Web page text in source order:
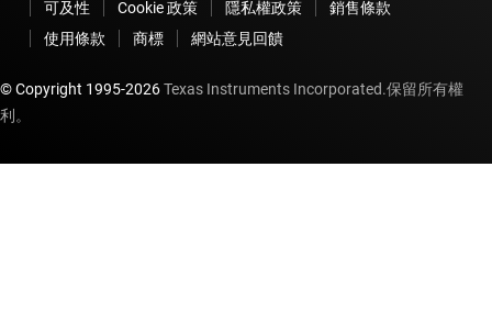
可及性 Cookie 政策 隱私權政策
銷售條款
使用條款
商標 網站意見回饋
© Copyright 1995-2026Texas Instruments Incorporated.保留所有權
利。